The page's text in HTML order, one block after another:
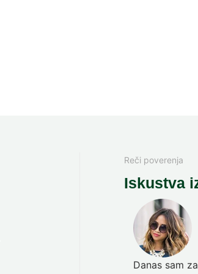
Reči poverenja
Iskustva
Danas sam